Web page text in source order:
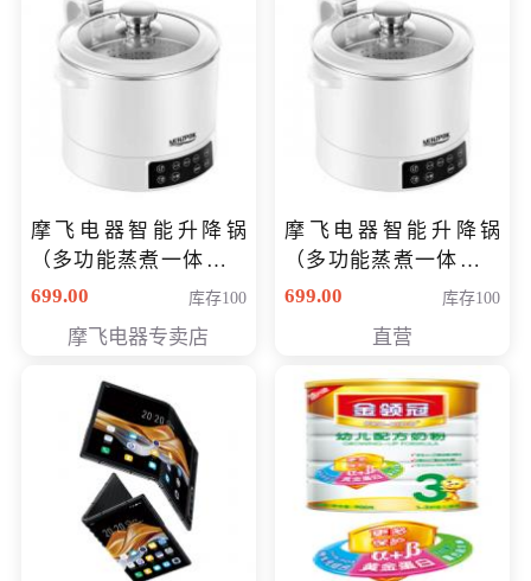
摩飞电器智能升降锅
（多功能蒸煮一体锅）
（智能升降养生锅） 会
699.00 库存100
摩飞电器专卖店
摩飞电器智能升降锅
（多功能蒸煮一体锅）
（智能升降养生锅） 会
699.00 库存100
直营